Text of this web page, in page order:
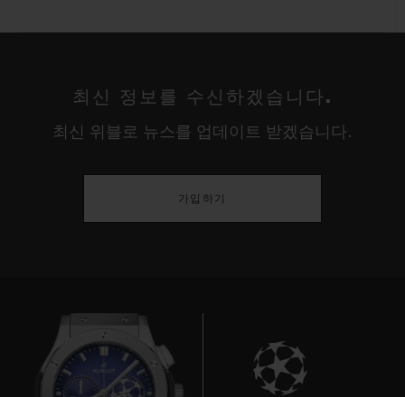
최신 정보를 수신하겠습니다.
최신 위블로 뉴스를 업데이트 받겠습니다.
가입하기